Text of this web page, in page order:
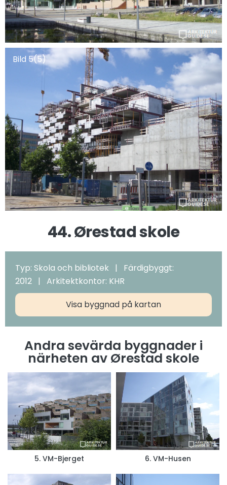
Bild 5(5)
44. Ørestad skole
Typ: Skola och bibliotek | Färdigbyggt:
2012 | Arkitektkontor: KHR
Visa byggnad på kartan
Andra sevärda byggnader i
närheten av Ørestad skole
5. VM-Bjerget 6. VM-Husen